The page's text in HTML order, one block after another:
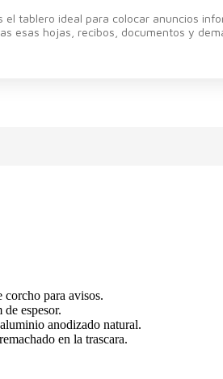
el tablero ideal para colocar anuncios
esas hojas, recibos, documentos y
corcho para avisos.
espesor.
anodizado natural.
en la trascara.